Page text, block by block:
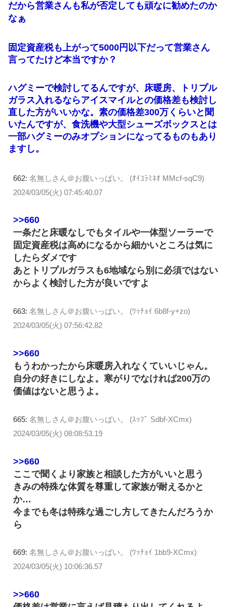
だから営業さんも私が否定しても頑なに勧めたのか
なぁ
固定資産税も上がって5000円以下だって営業さん
言ってたけど本当ですか？
ハグミーで検討してるんですが、床暖房、トリプル
ガラス入れるならアイスマイルとの価格差も検討し
直した方がいいかな。素の価格差300万くらいと聞
いたんですが、食洗機や大型シューズボックスとは
一部ハグミーのみオプションになってるものもあり
ますし。
662: 名無しさん＠お腹いっぱい。 (ｵｲｺﾗﾐﾈｵ MMcf-sqC9)
2024/03/05(火) 07:45:40.07
>>660
一条だと床暖なしでもタイルや一体型ソーラーで
固定資産税は高めになるから細かいところは気に
したらダメです
あとトリプルガラスも6地域なら別に必須ではない
からよく検討した方が良いですよ
663: 名無しさん＠お腹いっぱい。 (ﾜｯﾁｮｲ 6b8f-y+zo)
2024/03/05(火) 07:56:42.82
>>660
もうわかったから床暖房入れなくていいじゃん。
自分の好きにしなよ。寒がりでなければ200万の
価値はないと思うよ。
665: 名無しさん＠お腹いっぱい。 (ｽｯﾌﾟ Sdbf-XCmx)
2024/03/05(火) 08:08:53.19
>>660
ここで聞くより家族と相談した方がいいと思う
きみの特殊な体質を尊重して家族が耐えるかと
か…
今までも冬は特殊な過ごし方してきたんだろうか
ら
669: 名無しさん＠お腹いっぱい。 (ﾜｯﾁｮｲ 1bb9-XCmx)
2024/03/05(火) 10:06:36.57
>>660